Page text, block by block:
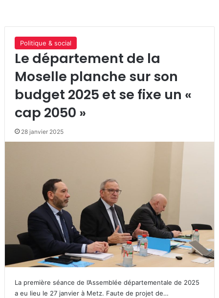
Politique & social
Le département de la
Moselle planche sur son
budget 2025 et se fixe un «
cap 2050 »
28 janvier 2025
La première séance de l’Assemblée départementale de 2025
a eu lieu le 27 janvier à Metz. Faute de projet de…